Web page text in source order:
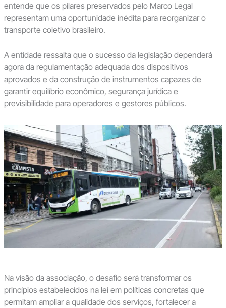
entende que os pilares preservados pelo Marco Legal
representam uma oportunidade inédita para reorganizar o
transporte coletivo brasileiro.
A entidade ressalta que o sucesso da legislação dependerá
agora da regulamentação adequada dos dispositivos
aprovados e da construção de instrumentos capazes de
garantir equilíbrio econômico, segurança jurídica e
previsibilidade para operadores e gestores públicos.
Na visão da associação, o desafio será transformar os
princípios estabelecidos na lei em políticas concretas que
permitam ampliar a qualidade dos serviços, fortalecer a